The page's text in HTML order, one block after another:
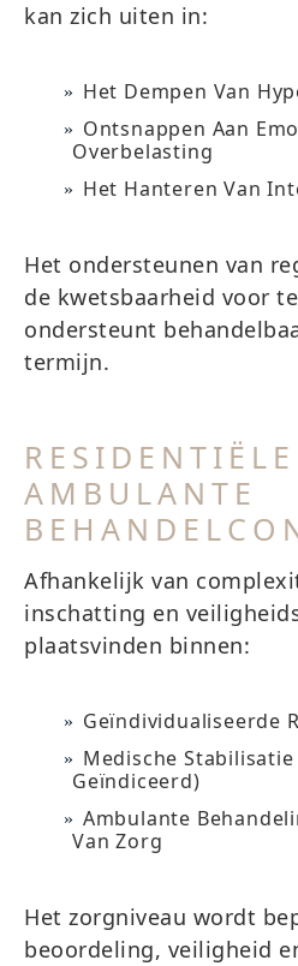
kan zich uiten in:
Het Dempen Van
Ontsnappen Aan
Overbelasting
Het Hanteren Van
Het ondersteunen van
de kwetsbaarheid voor
ondersteunt
termijn.
AMBULANTE
Afhankelijk van
inschatting en
plaatsvinden binnen:
Geïndividualiseerde
Medische
Geïndiceerd)
Ambulante
Van Zorg
Het zorgniveau wordt
beoordeling, veiligheid